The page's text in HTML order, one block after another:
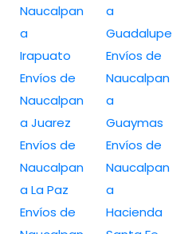
Naucalpan
a
Irapuato
Envíos de
Naucalpan
a Juarez
Envíos de
Naucalpan
a La Paz
Envíos de
a
Guadalupe
Envíos de
Naucalpan
a
Guaymas
Envíos de
Naucalpan
a
Hacienda